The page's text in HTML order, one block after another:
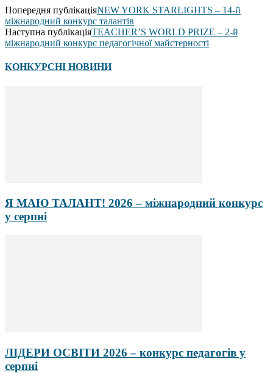
Попередня публікаціяNEW YORK STARLIGHTS – 14-й
міжнародний конкурс талантів
Наступна публікаціяTEACHER’S WORLD PRIZE – 2-й
міжнародний конкурс педагогічної майстерності
КОНКУРСНІ НОВИНИ
Я МАЮ ТАЛАНТ! 2026 – міжнародний конкурс
у серпні
ЛІДЕРИ ОСВІТИ 2026 – конкурс педагогів у
серпні